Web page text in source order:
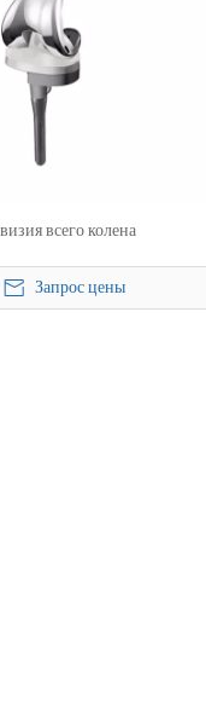
всего колена
Запрос цены